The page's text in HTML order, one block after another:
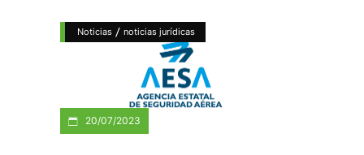
Noticias / noticias jurídicas
20/07/2023